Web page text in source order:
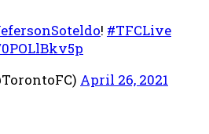
! #TFCLive
April 26, 2021